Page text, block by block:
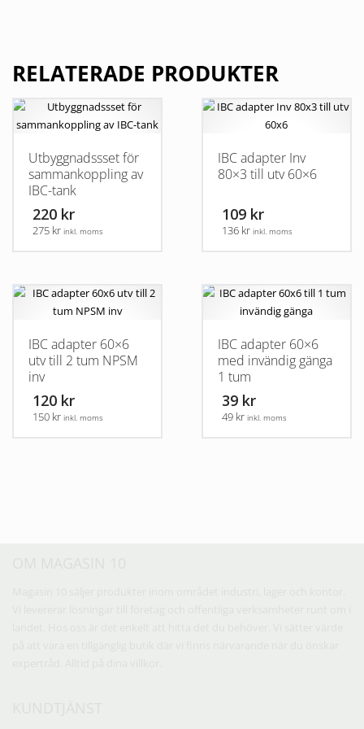
RELATERADE PRODUKTER
Utbyggnadssset för
sammankoppling av
IBC-tank
220 kr
275 kr inkl. moms
IBC adapter Inv
80×3 till utv 60×6
109 kr
136 kr inkl. moms
IBC adapter 60×6
utv till 2 tum NPSM
inv
120 kr
150 kr inkl. moms
IBC adapter 60×6
med invändig gänga
1 tum
39 kr
49 kr inkl. moms